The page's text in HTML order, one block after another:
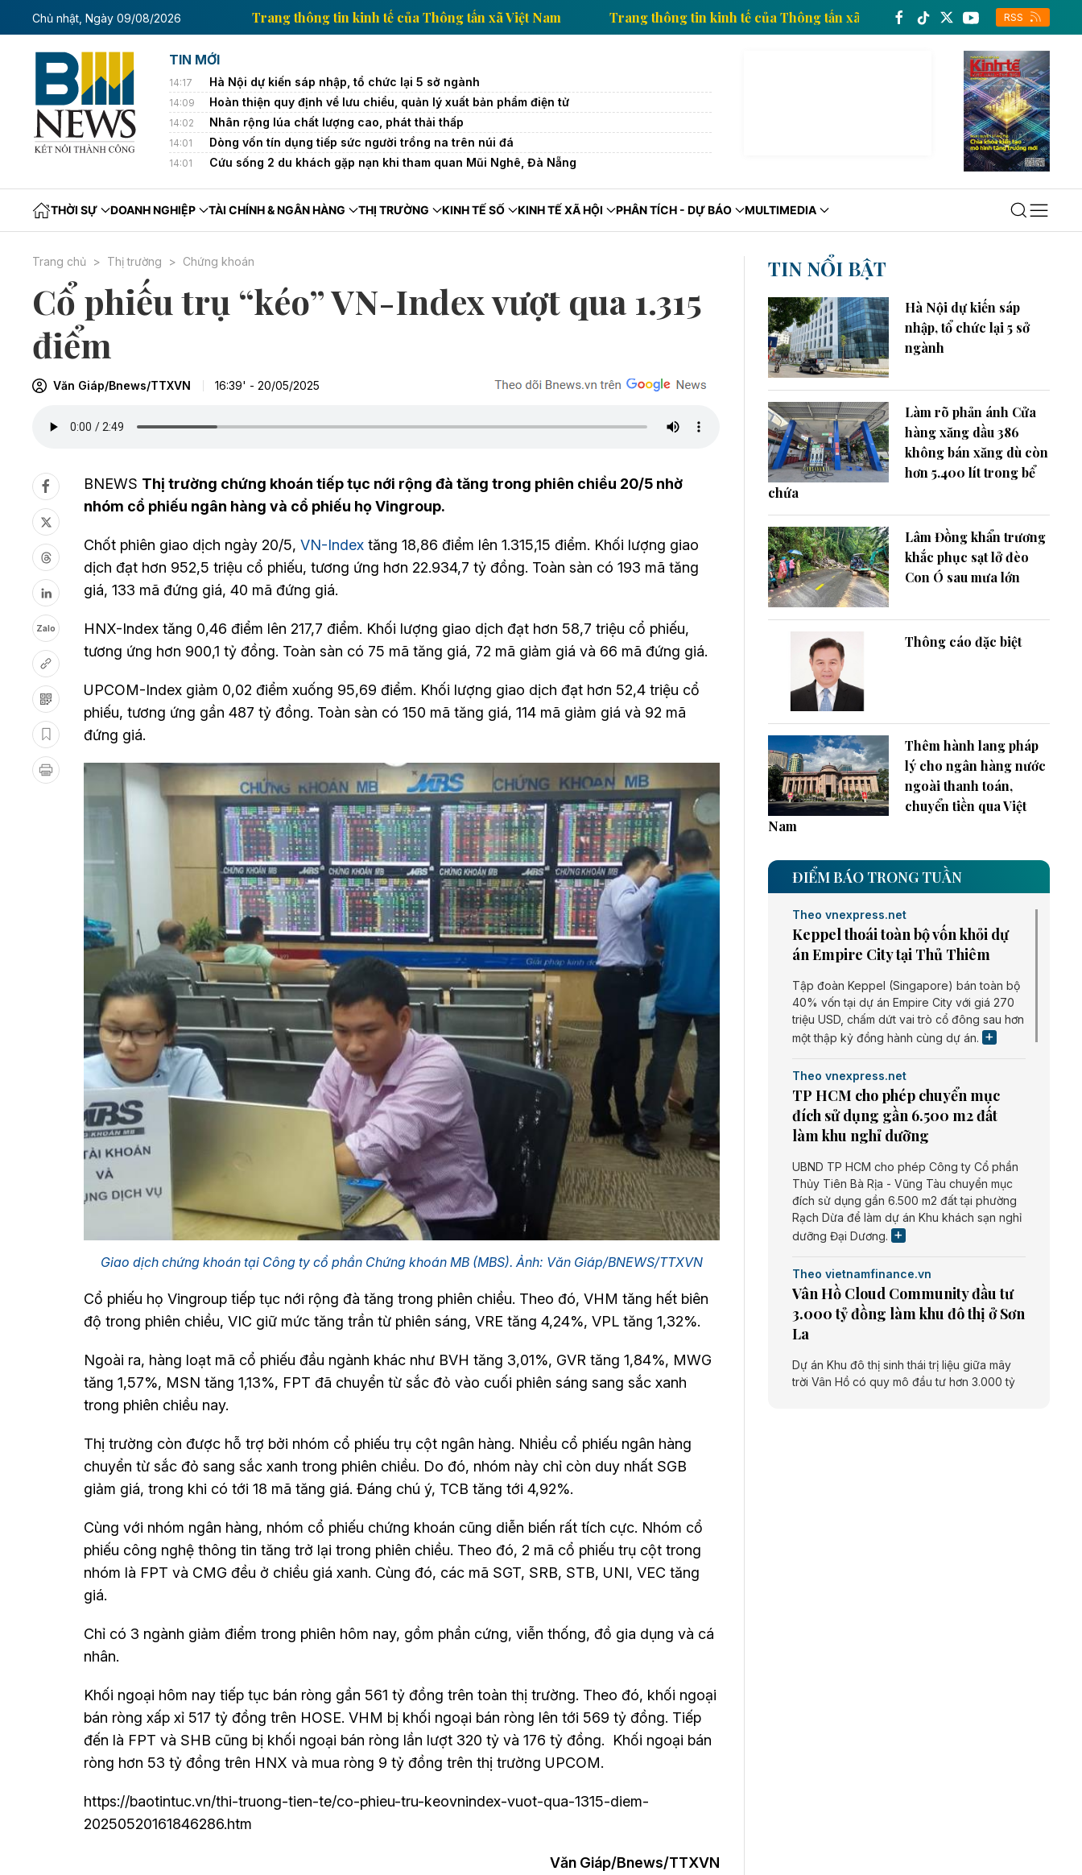
Chủ nhật, Ngày 09/08/2026
tin kinh tế của Thông tấn xã Việt Nam Trang thông tin kinh tế của Thông tấn xã Việt Nam Trang thông tin kinh tế của Thông tấn xã Việt Nam Trang
RSS
TIN MỚI
14:17 Hà Nội dự kiến sáp nhập, tổ chức lại 5 sở ngành
14:09 Hoàn thiện quy định về lưu chiểu, quản lý xuất bản phẩm điện tử
14:02 Nhân rộng lúa chất lượng cao, phát thải thấp
14:01 Dòng vốn tín dụng tiếp sức người trồng na trên núi đá
14:01 Cứu sống 2 du khách gặp nạn khi tham quan Mũi Nghê, Đà Nẵng
THỜI SỰ DOANH NGHIỆP TÀI CHÍNH & NGÂN HÀNG THỊ TRƯỜNG KINH TẾ SỐ KINH TẾ XÃ HỘI PHÂN TÍCH - DỰ BÁO MULTIMEDIA
Trang chủ Thị trường Chứng khoán
Cổ phiếu trụ “kéo” VN-Index vượt qua 1.315
điểm
Văn Giáp/Bnews/TTXVN 16:39' - 20/05/2025
Zalo
BNEWS Thị trường chứng khoán tiếp tục nới rộng đà tăng trong phiên chiều 20/5 nhờ
nhóm cổ phiếu ngân hàng và cổ phiếu họ Vingroup.
Chốt phiên giao dịch ngày 20/5, VN-Index tăng 18,86 điểm lên 1.315,15 điểm. Khối lượng giao
dịch đạt hơn 952,5 triệu cổ phiếu, tương ứng hơn 22.934,7 tỷ đồng. Toàn sàn có 193 mã tăng
giá, 133 mã đứng giá, 40 mã đứng giá.
HNX-Index tăng 0,46 điểm lên 217,7 điểm. Khối lượng giao dịch đạt hơn 58,7 triệu cổ phiếu,
tương ứng hơn 900,1 tỷ đồng. Toàn sàn có 75 mã tăng giá, 72 mã giảm giá và 66 mã đứng giá.
UPCOM-Index giảm 0,02 điểm xuống 95,69 điểm. Khối lượng giao dịch đạt hơn 52,4 triệu cổ
phiếu, tương ứng gần 487 tỷ đồng. Toàn sàn có 150 mã tăng giá, 114 mã giảm giá và 92 mã
đứng giá.
Giao dịch chứng khoán tại Công ty cổ phần Chứng khoán MB (MBS). Ảnh: Văn Giáp/BNEWS/TTXVN
Cổ phiếu họ Vingroup tiếp tục nới rộng đà tăng trong phiên chiều. Theo đó, VHM tăng hết biên
độ trong phiên chiều, VIC giữ mức tăng trần từ phiên sáng, VRE tăng 4,24%, VPL tăng 1,32%.
Ngoài ra, hàng loạt mã cổ phiếu đầu ngành khác như BVH tăng 3,01%, GVR tăng 1,84%, MWG
tăng 1,57%, MSN tăng 1,13%, FPT đã chuyển từ sắc đỏ vào cuối phiên sáng sang sắc xanh
trong phiên chiều nay.
Thị trường còn được hỗ trợ bởi nhóm cổ phiếu trụ cột ngân hàng. Nhiều cổ phiếu ngân hàng
chuyển từ sắc đỏ sang sắc xanh trong phiên chiều. Do đó, nhóm này chỉ còn duy nhất SGB
giảm giá, trong khi có tới 18 mã tăng giá. Đáng chú ý, TCB tăng tới 4,92%.
Cùng với nhóm ngân hàng, nhóm cổ phiếu chứng khoán cũng diễn biến rất tích cực. Nhóm cổ
phiếu công nghệ thông tin tăng trở lại trong phiên chiều. Theo đó, 2 mã cổ phiếu trụ cột trong
nhóm là FPT và CMG đều ở chiều giá xanh. Cùng đó, các mã SGT, SRB, STB, UNI, VEC tăng
giá.
Chỉ có 3 ngành giảm điểm trong phiên hôm nay, gồm phần cứng, viễn thống, đồ gia dụng và cá
nhân.
Khối ngoại hôm nay tiếp tục bán ròng gần 561 tỷ đồng trên toàn thị trường. Theo đó, khối ngoại
bán ròng xấp xỉ 517 tỷ đồng trên HOSE. VHM bị khối ngoại bán ròng lên tới 569 tỷ đồng. Tiếp
đến là FPT và SHB cũng bị khối ngoại bán ròng lần lượt 320 tỷ và 176 tỷ đồng. Khối ngoại bán
ròng hơn 53 tỷ đồng trên HNX và mua ròng 9 tỷ đồng trên thị trường UPCOM.
https://baotintuc.vn/thi-truong-tien-te/co-phieu-tru-keovnindex-vuot-qua-1315-diem-
20250520161846286.htm
Văn Giáp/Bnews/TTXVN
TIN NỔI BẬT
Hà Nội dự kiến sáp
nhập, tổ chức lại 5 sở
ngành
Làm rõ phản ánh Cửa
hàng xăng dầu 386
không bán xăng dù còn
hơn 5.400 lít trong bể
chứa
Lâm Đồng khẩn trương
khắc phục sạt lở đèo
Con Ó sau mưa lớn
Thông cáo đặc biệt
Thêm hành lang pháp
lý cho ngân hàng nước
ngoài thanh toán,
chuyển tiền qua Việt
Nam
ĐIỂM BÁO TRONG TUẦN
Theo vnexpress.net
Keppel thoái toàn bộ vốn khỏi dự
án Empire City tại Thủ Thiêm
Tập đoàn Keppel (Singapore) bán toàn bộ
40% vốn tại dự án Empire City với giá 270
triệu USD, chấm dứt vai trò cổ đông sau hơn
một thập kỷ đồng hành cùng dự án.
Theo vnexpress.net
TP HCM cho phép chuyển mục
đích sử dụng gần 6.500 m2 đất
làm khu nghỉ dưỡng
UBND TP HCM cho phép Công ty Cổ phần
Thủy Tiên Bà Rịa - Vũng Tàu chuyển mục
đích sử dụng gần 6.500 m2 đất tại phường
Rạch Dừa để làm dự án Khu khách sạn nghỉ
dưỡng Đại Dương.
Theo vietnamfinance.vn
Vân Hồ Cloud Community đầu tư
3.000 tỷ đồng làm khu đô thị ở Sơn
La
Dự án Khu đô thị sinh thái trị liệu giữa mây
trời Vân Hồ có quy mô đầu tư hơn 3.000 tỷ